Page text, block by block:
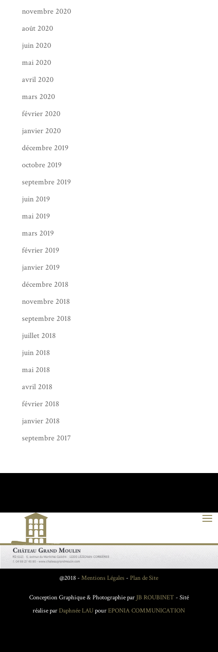
novembre 2020
août 2020
juin 2020
mai 2020
avril 2020
mars 2020
février 2020
janvier 2020
décembre 2019
octobre 2019
septembre 2019
juin 2019
mai 2019
mars 2019
février 2019
janvier 2019
décembre 2018
novembre 2018
septembre 2018
juillet 2018
juin 2018
mai 2018
avril 2018
février 2018
janvier 2018
septembre 2017
@2018 - Mentions Légales - Plan de Site
Conception Graphique & Photographie par JB ROUBINET - Sité
réalise parDaphnée LAUpourEPONIA COMMUNICATION